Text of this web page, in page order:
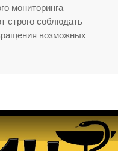
мониторинга
строго соблюдать
возможных